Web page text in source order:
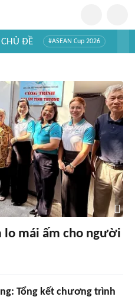
CHỦ ĐỀ #ASEAN Cup 2026
lo mái ấm cho người
Tổng kết chương trình